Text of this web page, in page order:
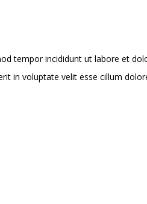
tempor incididunt ut labore et
in voluptate velit esse cillum